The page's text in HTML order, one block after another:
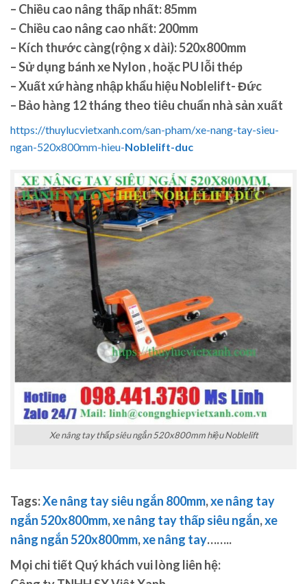
– Chiều cao nâng thấp nhất: 85mm
– Chiều cao nâng cao nhất: 200mm
– Kích thước càng(rộng x dài):520x800mm
– Sử dụng bánh xe Nylon , hoặc PU lỗi thép
– Xuất xứ hàng nhập khẩu hiệu Noblelift- Đức
– Bảo hàng 12 tháng theo tiêu chuẩn nhà sản xuất
https://thuylucvietxanh.com/san-pham/xe-nang-tay-sieu-
ngan-520x800mm-hieu-Noblelift-duc
Xe nâng tay thấp siêu ngắn 520x800mm hiệu Noblelift
Tags:Xe nâng tay siêu ngắn 800mm,xe nâng tay
ngắn 520x800mm,xe nâng tay thấp siêu ngắn,xe
nâng ngắn 520x800mm,xe nâng tay……..
Mọi chi tiết Quý khách vui lòng liên hệ: